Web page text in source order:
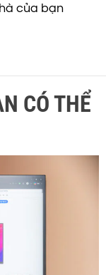
của bạn
CÓ THỂ